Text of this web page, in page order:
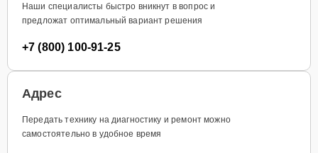
Наши специалисты быстро вникнут в вопрос и
предложат оптимальный вариант решения
+7 (800) 100-91-25
Адрес
Передать технику на диагностику и ремонт можно
самостоятельно в удобное время